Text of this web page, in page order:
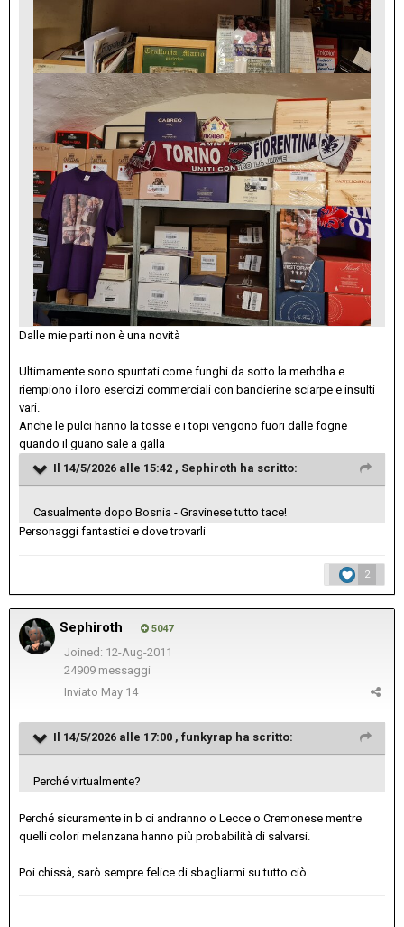
Dalle mie parti non è una novità
Ultimamente sono spuntati come funghi da sotto la merhdha e
riempiono i loro esercizi commerciali con bandierine sciarpe e insulti
vari.
Anche le pulci hanno la tosse e i topi vengono fuori dalle fogne
quando il guano sale a galla
Il 14/5/2026 alle 15:42 , Sephiroth ha scritto:
Casualmente dopo Bosnia - Gravinese tutto tace!
Personaggi fantastici e dove trovarli
2
Sephiroth 5047
Joined: 12-Aug-2011
24909 messaggi
Inviato May 14
Il 14/5/2026 alle 17:00 , funkyrap ha scritto:
Perché virtualmente?
Perché sicuramente in b ci andranno o Lecce o Cremonese mentre
quelli colori melanzana hanno più probabilità di salvarsi.
Poi chissà, sarò sempre felice di sbagliarmi su tutto ciò.